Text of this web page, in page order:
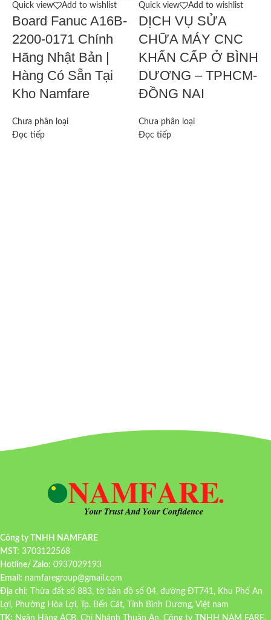
Quick view Add to wishlist
Board Fanuc A16B-
2200-0171 Chính
Hãng Nhật Bản |
Hàng Có Sẵn Tại
Kho Namfare
Chưa phân loại
Đọc tiếp
Quick view Add to wishlist
DỊCH VỤ SỬA
CHỮA MÁY CNC
KHẨN CẤP Ở BÌNH
DƯƠNG – TPHCM-
ĐỒNG NAI
Chưa phân loại
Đọc tiếp
Công ty TNHH NAMFARE
MST: 3703122568
Hotline/ Zalo: 0937029193
Email: namfaregroup@gmail.com
Địa chỉ: Thửa đất số 883, tờ bản đồ số 04, đường ĐT741, Khu Phố An
Lợi, Phường Hòa Lợi, Tp. Bến Cát, Tỉnh Bình Dương, Việt nam
TK: Ngân Hàng ACB, Chi Nhánh Thuận An, Công ty TNHH NAM FARE,